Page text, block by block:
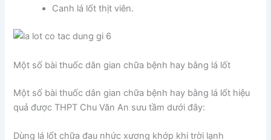
Canh lá lốt thịt viên.
Một số bài thuốc dân gian chữa bệnh hay bằng lá lốt
Một số bài thuốc dân gian chữa bệnh hay bằng lá lốt hiệu
quả được THPT Chu Văn An sưu tầm dưới đây:
Dùng lá lốt chữa đau nhức xương khớp khi trời lạnh